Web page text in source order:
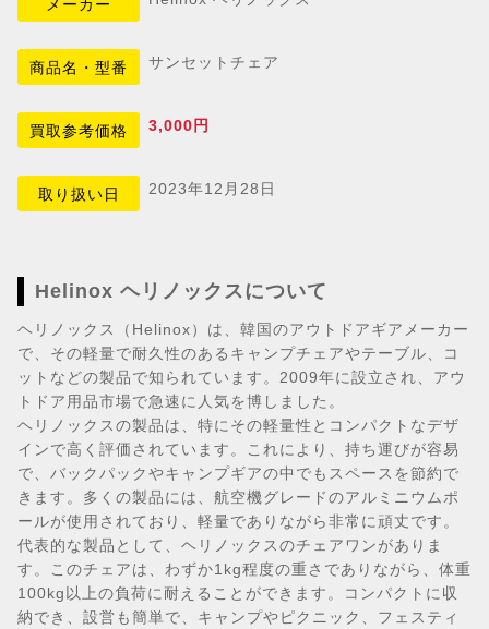
メーカー
商品名・型番 サンセットチェア
買取参考価格 3,000円
取り扱い日 2023年12月28日
Helinox ヘリノックスについて
ヘリノックス（Helinox）は、韓国のアウトドアギアメーカー
で、その軽量で耐久性のあるキャンプチェアやテーブル、コ
ットなどの製品で知られています。2009年に設立され、アウ
トドア用品市場で急速に人気を博しました。
ヘリノックスの製品は、特にその軽量性とコンパクトなデザ
インで高く評価されています。これにより、持ち運びが容易
で、バックパックやキャンプギアの中でもスペースを節約で
きます。多くの製品には、航空機グレードのアルミニウムポ
ールが使用されており、軽量でありながら非常に頑丈です。
代表的な製品として、ヘリノックスのチェアワンがありま
す。このチェアは、わずか1kg程度の重さでありながら、体重
100kg以上の負荷に耐えることができます。コンパクトに収
納でき、設営も簡単で、キャンプやピクニック、フェスティ